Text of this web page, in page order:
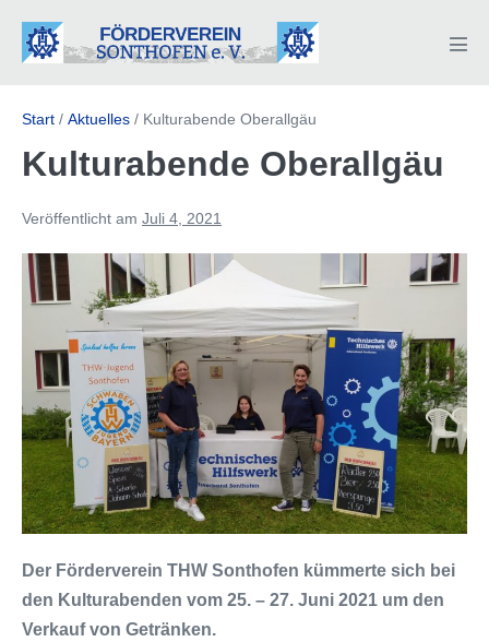
Inhalt
Start / Aktuelles / Kulturabende Oberallgäu
Kulturabende Oberallgäu
Veröffentlicht am Juli 4, 2021
Der Förderverein THW Sonthofen kümmerte sich bei
den Kulturabenden vom 25. – 27. Juni 2021 um den
Verkauf von Getränken.